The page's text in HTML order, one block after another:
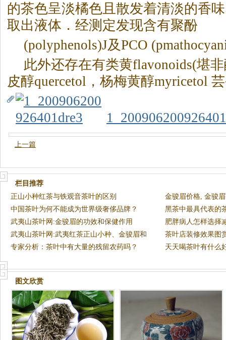
的茶色呈淡橘色且散发着清淡的香
取出液体．经测定发现含有聚酚
(polyphenols)J及PCO
此外还存在有类黄flavonoids(堪
皮醇quercetol，杨梅黄醇myricetol
上一篇
栏目推荐
正山小种红茶与铁观音茶叶的区别
金骏眉价格, 金骏
中国茶叶为何不能成为世界级奢侈品牌？
黑茶中最具代表的
武夷山茶叶网:金骏眉的功效和保健作用
肥胖病人怎样选择
武夷山茶叶网:武夷红茶正山小种、金骏眉和
银骏眉
茶叶店装修效果图
专家分析：茶叶中有大量的残留农药吗？
天天喝茶叶有什么
图文欣赏